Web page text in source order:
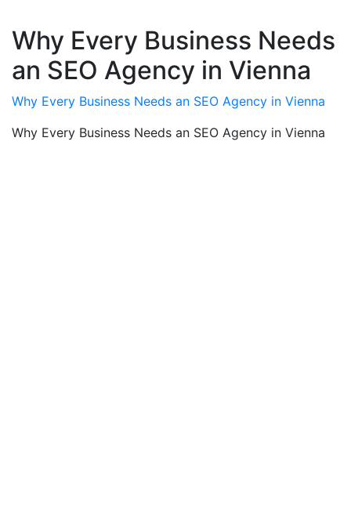
Why Every Business Needs
an SEO Agency in Vienna
Why Every Business Needs an SEO Agency in Vienna
Why Every Business Needs an SEO Agency in Vienna